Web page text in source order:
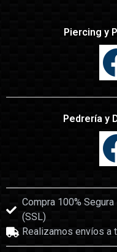
Piercing y
Pedrería y
Compra 100%
(SSL)
Realizamos envíos a